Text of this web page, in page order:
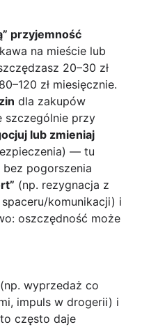
przyjemność
na mieście lub
20–30 zł
zł miesięcznie.
dla zakupów
szczególnie przy
lub zmieniaj
— tu
pogorszenia
(np. rezygnacja z
komunikacji) i
oszczędność może
(np. wyprzedaż co
impuls w drogerii) i
często daje